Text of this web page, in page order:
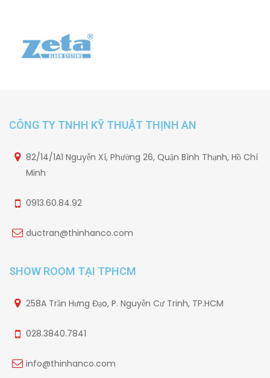
CÔNG TY TNHH KỸ THUẬT THỊNH AN
82/14/1A1 Nguyễn Xí, Phường 26, Quận Bình Thạnh, Hồ Chí
Minh
0913.60.84.92
ductran@thinhanco.com
SHOW ROOM TẠI TPHCM
258A Trần Hưng Đạo, P. Nguyễn Cư Trinh, TP.HCM
028.3840.7841
info@thinhanco.com